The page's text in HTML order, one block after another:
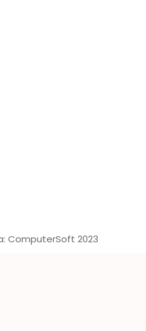
ComputerSoft 2023